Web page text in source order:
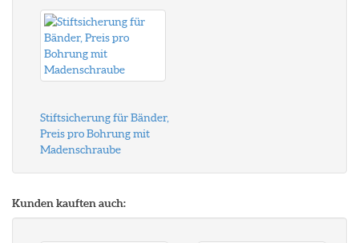
Stiftsicherung für Bänder,
Preis pro Bohrung mit
Madenschraube
Kunden kauften auch: